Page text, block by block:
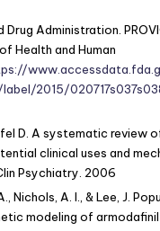
Drug Administration.
Health and Human
2015/
D. A systematic review
clinical uses and
Psychiatry. 2006
Nichols, A. I., & Lee, J.
modeling of